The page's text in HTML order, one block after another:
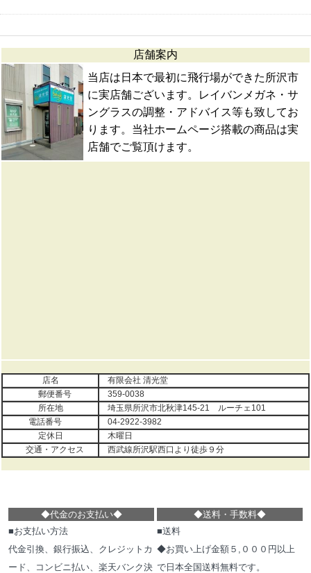
店舗案内
当店は日本で最初に飛行場ができた所沢市
に実店舗ございます。レイバンメガネ・サ
ングラスの調整・アドバイス等も致してお
ります。当社ホームページ搭載の商品は実
店舗でご覧頂けます。
店名
有限会社 清光堂
郵便番号
359-0038
所在地
埼玉県所沢市北秋津145-21 ルーチェ101
電話番号
04-2922-3982
定休日
木曜日
交通・アクセス
西武線所沢駅西口より徒歩９分
◆代金のお支払い◆
■お支払い方法
代金引換、銀行振込、クレジットカ
ード、コンビニ払い、楽天バンク決
◆送料・手数料◆
■送料
◆お買い上げ金額５,０００円以上
で日本全国送料無料です。